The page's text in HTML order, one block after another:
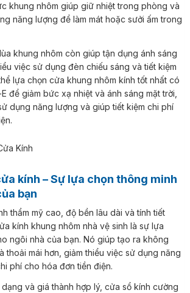
khung nhôm giúp giữ nhiệt trong phòng và
năng lượng để làm mát hoặc sưởi ấm trong
việc sử dụng đèn chiếu sáng và tiết kiệm
lựa chọn cửa khung nhôm kính tốt nhất có
để giảm bức xạ nhiệt và ánh sáng mặt trời,
dụng năng lượng và giúp tiết kiệm chi phí
bạn
kính khung nhôm nhà vệ sinh là sự lựa
ngôi nhà của bạn. Nó giúp tạo ra không
thoải mái hơn, giảm thiểu việc sử dụng năng
phí cho hóa đơn tiền điện.